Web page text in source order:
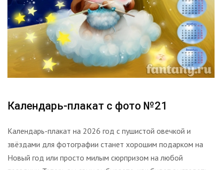
Календарь-плакат с фото №21
Календарь-плакат на 2026 год с пушистой овечкой и
звёздами для фотографии станет хорошим подарком на
Новый год или просто милым сюрпризом на любой